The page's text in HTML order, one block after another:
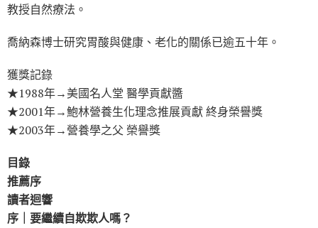
教授自然療法。
喬納森博士研究胃酸與健康、老化的關係已逾五十年。
獲獎記錄
★1988年→美國名人堂 醫學貢獻醬
★2001年→鮑林營養生化理念推展貢獻 終身榮譽獎
★2003年→營養學之父 榮譽獎
目錄
推薦序
讀者迴響
序｜要繼續自欺欺人嗎？